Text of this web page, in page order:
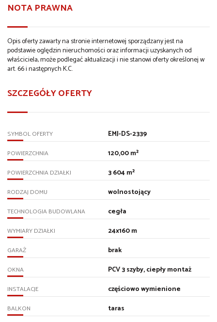
NOTA PRAWNA
Opis oferty zawarty na stronie internetowej sporządzany jest na
podstawie oględzin nieruchomości oraz informacji uzyskanych od
właściciela, może podlegać aktualizacji i nie stanowi oferty określonej w
art. 66 i następnych K.C.
SZCZEGÓŁY OFERTY
SYMBOL OFERTY EMJ-DS-2339
POWIERZCHNIA 120,00 m²
POWIERZCHNIA DZIAŁKI 3 604 m²
RODZAJ DOMU wolnostojący
TECHNOLOGIA BUDOWLANA cegła
WYMIARY DZIAŁKI 24x160 m
GARAŻ brak
OKNA PCV 3 szyby, ciepły montaż
INSTALACJE częściowo wymienione
BALKON taras